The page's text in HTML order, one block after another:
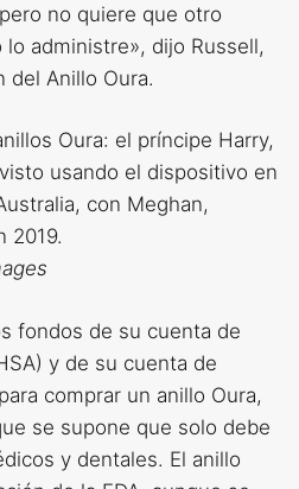
no quiere que otro
administre», dijo Russell,
del Anillo Oura.
Oura: el príncipe Harry,
usando el dispositivo en
con Meghan,
2019.
fondos de su cuenta de
y de su cuenta de
comprar un anillo Oura,
se supone que solo debe
y dentales. El anillo